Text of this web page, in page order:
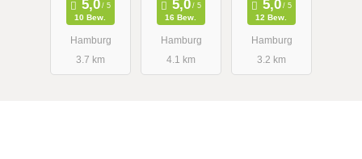
10 Bew.
Hamburg
3.7 km
Studio für
Yoga und
Aura Soma
16 Bew.
Hamburg
4.1 km
12 Bew.
Hamburg
3.2 km